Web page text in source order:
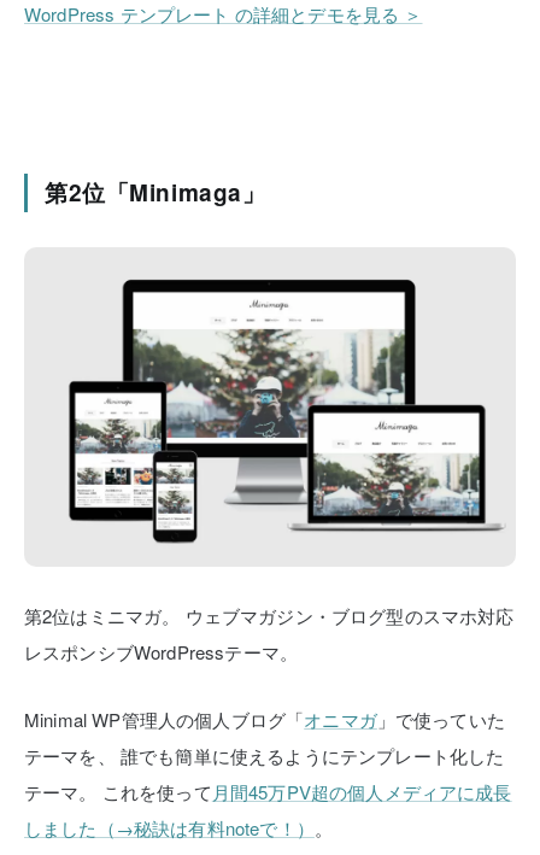
WordPress テンプレート の詳細とデモを見る ＞
第2位「Minimaga」
第2位はミニマガ。
ウェブマガジン・ブログ型のスマホ対応
レスポンシブWordPressテーマ。
Minimal WP管理人の個人ブログ「オニマガ」で使っていた
テーマを、
誰でも簡単に使えるようにテンプレート化した
テーマ。
これを使って月間45万PV超の個人メディアに成長
しました（→秘訣は有料noteで！） 。